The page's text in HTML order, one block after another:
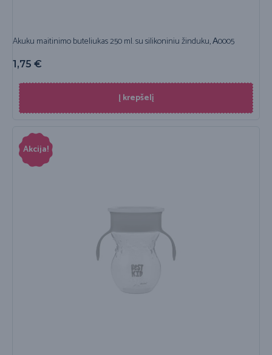
Akuku maitinimo buteliukas 250 ml. su silikoniniu žinduku, А0005
1,75 €
Į krepšelį
Akcija!